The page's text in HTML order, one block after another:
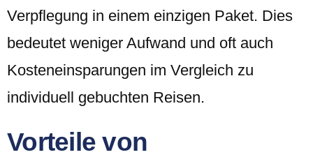
Verpflegung in einem einzigen Paket. Dies
bedeutet weniger Aufwand und oft auch
Kosteneinsparungen im Vergleich zu
individuell gebuchten Reisen.
Vorteile von